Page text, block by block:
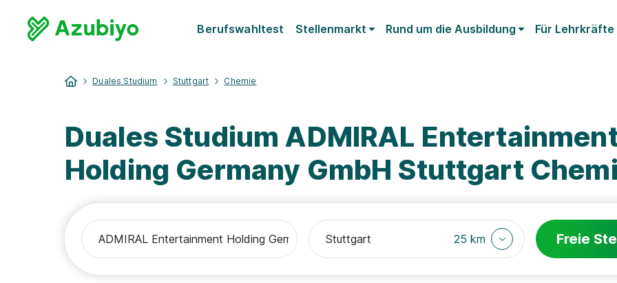
Berufswahltest Stellenmarkt Rund um die Ausbildung Für Lehrkräfte
Duales Studium Stuttgart Chemie
Duales Studium ADMIRAL
Holding Germany GmbH Stuttgart
25 km Freie